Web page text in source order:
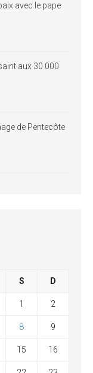
avec le pape
aux 30 000
de Pentecôte
S D
1 2
8 9
15 16